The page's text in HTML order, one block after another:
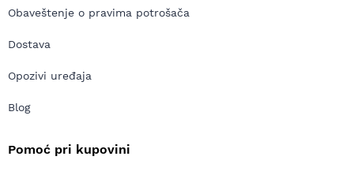
Obaveštenje o pravima potrošača
Dostava
Opozivi uređaja
Blog
Pomoć pri kupovini